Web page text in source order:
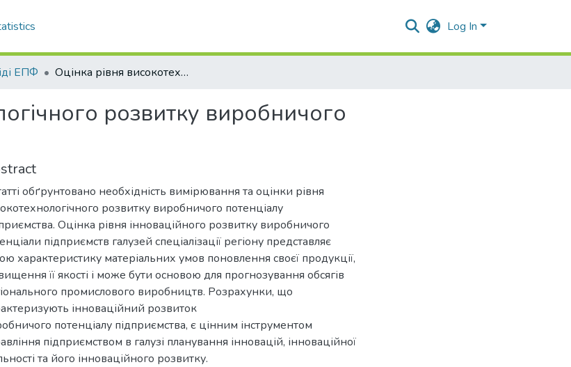
Log In
ЕПФ Оцінка рівня високотехнологічного розвитку виробничого підприємства
розвитку виробничого
обґрунтовано необхідність вимірювання та оцінки рівня
розвитку виробничого потенціалу
Оцінка рівня інноваційного розвитку виробничого
підприємств галузей спеціалізації регіону представляє
характеристику матеріальних умов поновлення своєї продукції,
її якості і може бути основою для прогнозування обсягів
промислового виробництв. Розрахунки, що
інноваційний розвиток
потенціалу підприємства, є цінним інструментом
підприємством в галузі планування інновацій, інноваційної
та його інноваційного розвитку.